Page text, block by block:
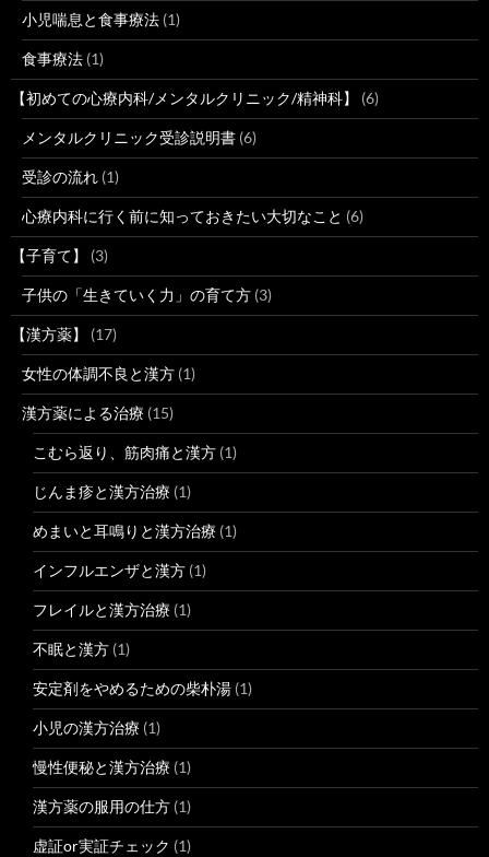
小児喘息と食事療法 (1)
食事療法 (1)
【初めての心療内科/メンタルクリニック/精神科】 (6)
メンタルクリニック受診説明書 (6)
受診の流れ (1)
心療内科に行く前に知っておきたい大切なこと (6)
【子育て】 (3)
子供の「生きていく力」の育て方 (3)
【漢方薬】 (17)
女性の体調不良と漢方 (1)
漢方薬による治療 (15)
こむら返り、筋肉痛と漢方 (1)
じんま疹と漢方治療 (1)
めまいと耳鳴りと漢方治療 (1)
インフルエンザと漢方 (1)
フレイルと漢方治療 (1)
不眠と漢方 (1)
安定剤をやめるための柴朴湯 (1)
小児の漢方治療 (1)
慢性便秘と漢方治療 (1)
漢方薬の服用の仕方 (1)
虚証or実証チェック (1)